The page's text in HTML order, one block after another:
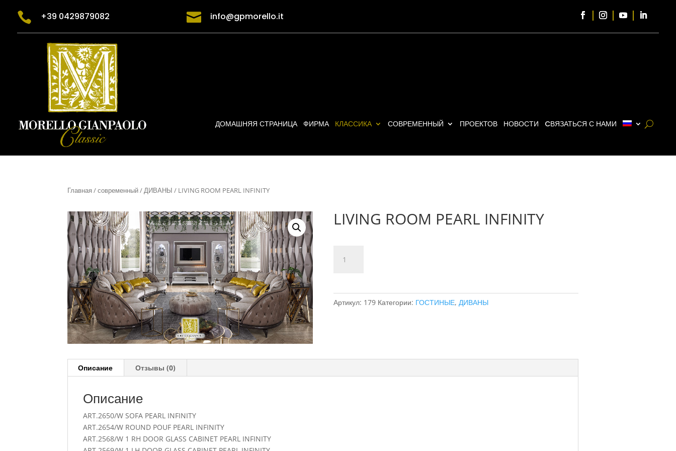
 +39 0429879082  info@gpmorello.it
ДОМАШНЯЯ СТРАНИЦА ФИРМА КЛАССИКА СОВРЕМЕННЫЙ ПРОЕКТОВ НОВОСТИ CВЯЗАТЬСЯ С НАМИ
Главная /современный/ ДИВАНЫ / LIVING ROOM PEARL INFINITY
LIVING ROOM PEARL INFINITY
товара
INFINITY
Артикул: 179 Категории: ГОСТИНЫЕ, ДИВАНЫ
Описание Отзывы (0)
Описание
ART.2650/W SOFA PEARL INFINITY
ART.2654/W ROUND POUF PEARL INFINITY
ART.2568/W 1 RH DOOR GLASS CABINET PEARL INFINITY